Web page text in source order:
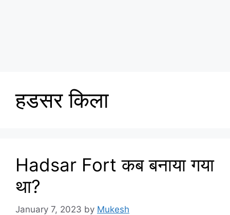
हडसर किला
Hadsar Fort कब बनाया गया
था?
January 7, 2023 by Mukesh